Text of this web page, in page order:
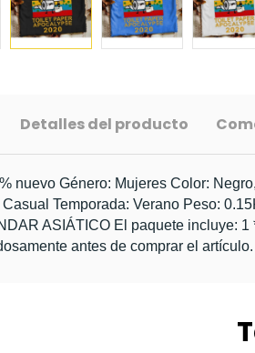
Detalles del producto
nuevo Género: Mujeres Color:
Temporada: Verano Peso:
ASIÁTICO El paquete incluye:
antes de comprar el artículo.